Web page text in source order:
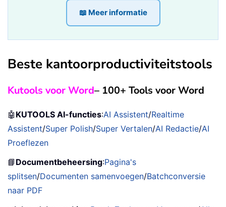
📖 Meer informatie
Beste kantoorproductiviteitstools
Kutools voor Word– 100+ Tools voor Word
🤖 KUTOOLS AI-functies:AI Assistent/Realtime
Assistent/Super Polish/Super Vertalen/AI Redactie/AI
Proeflezen
📘 Documentbeheersing:Pagina's
splitsen/Documenten samenvoegen/Batchconversie
naar PDF